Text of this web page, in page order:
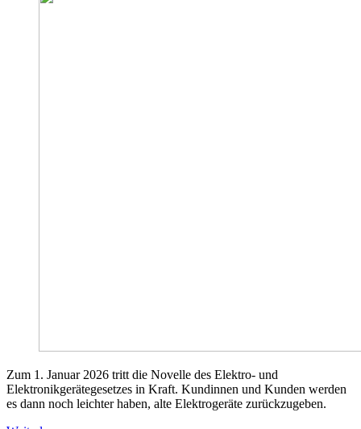
Zum 1. Januar 2026 tritt die Novelle des Elektro- und
Elektronikgerätegesetzes in Kraft. Kundinnen und Kunden werden
es dann noch leichter haben, alte Elektrogeräte zurückzugeben.